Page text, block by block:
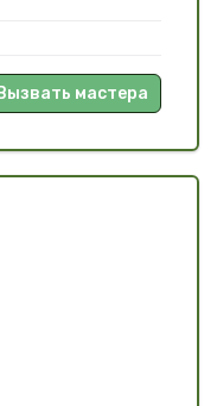
Вызвать мастера